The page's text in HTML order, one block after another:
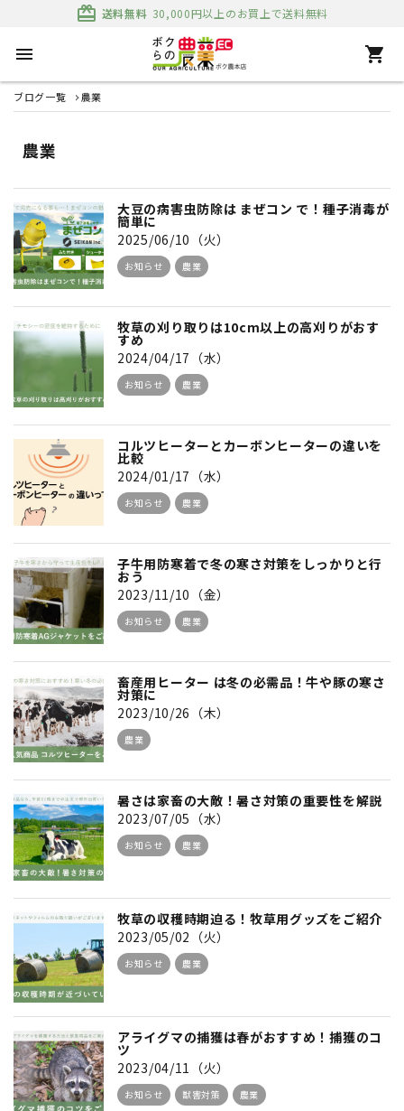
card_giftcard 送料無料 30,000円以上のお買上で送料無料
menu shopping_cart
ブログ一覧 農業
農業
大豆の病害虫防除は まぜコン で！種子消毒が
簡単に
2025/06/10（火）
お知らせ 農業
牧草の刈り取りは10cm以上の高刈りがおす
すめ
2024/04/17（水）
お知らせ 農業
コルツヒーターとカーボンヒーターの違いを
比較
2024/01/17（水）
お知らせ 農業
子牛用防寒着で冬の寒さ対策をしっかりと行
おう
2023/11/10（金）
お知らせ 農業
畜産用ヒーター は冬の必需品！牛や豚の寒さ
対策に
2023/10/26（木）
農業
暑さは家畜の大敵！暑さ対策の重要性を解説
2023/07/05（水）
お知らせ 農業
牧草の収穫時期迫る！牧草用グッズをご紹介
2023/05/02（火）
お知らせ 農業
アライグマの捕獲は春がおすすめ！捕獲のコ
ツ
2023/04/11（火）
お知らせ 獣害対策 農業